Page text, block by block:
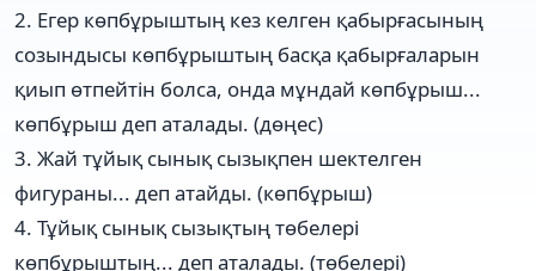
2. Егер көпбұрыштың кез келген қабырғасының
созындысы көпбұрыштың басқа қабырғаларын
қиып өтпейтін болса, онда мұндай көпбұрыш...
көпбұрыш деп аталады. (дөңес)
3. Жай тұйық сынық сызықпен шектелген
фигураны... деп атайды. (көпбұрыш)
4. Тұйық сынық сызықтың төбелері
көпбұрыштың... деп аталады. (төбелері)